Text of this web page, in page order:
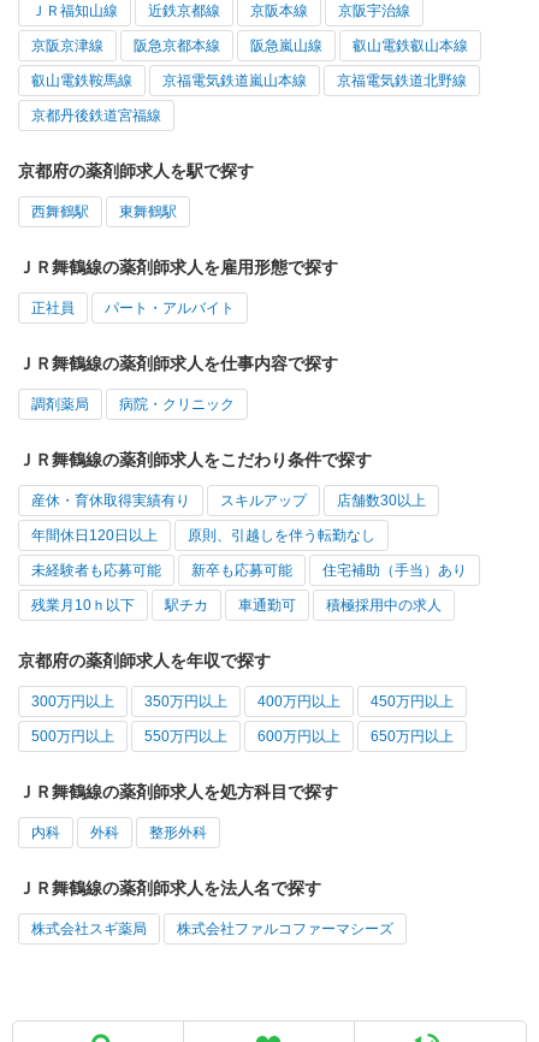
ＪＲ福知山線 近鉄京都線 京阪本線 京阪宇治線
京阪京津線 阪急京都本線 阪急嵐山線 叡山電鉄叡山本線
叡山電鉄鞍馬線 京福電気鉄道嵐山本線 京福電気鉄道北野線
京都丹後鉄道宮福線
京都府の薬剤師求人を駅で探す
西舞鶴駅 東舞鶴駅
ＪＲ舞鶴線の薬剤師求人を雇用形態で探す
正社員 パート・アルバイト
ＪＲ舞鶴線の薬剤師求人を仕事内容で探す
調剤薬局 病院・クリニック
ＪＲ舞鶴線の薬剤師求人をこだわり条件で探す
産休・育休取得実績有り スキルアップ 店舗数30以上
年間休日120日以上 原則、引越しを伴う転勤なし
未経験者も応募可能 新卒も応募可能 住宅補助（手当）あり
残業月10ｈ以下 駅チカ 車通勤可 積極採用中の求人
京都府の薬剤師求人を年収で探す
300万円以上 350万円以上 400万円以上 450万円以上
500万円以上 550万円以上 600万円以上 650万円以上
ＪＲ舞鶴線の薬剤師求人を処方科目で探す
内科 外科 整形外科
ＪＲ舞鶴線の薬剤師求人を法人名で探す
株式会社スギ薬局 株式会社ファルコファーマシーズ